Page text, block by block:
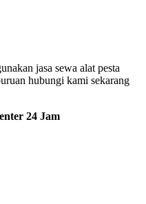
jasa sewa alat pesta
hubungi kami sekarang
24 Jam